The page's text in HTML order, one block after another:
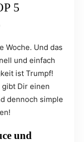
5
Woche. Und das
und einfach
ist Trumpf!
gibt Dir einen
dennoch simple
und